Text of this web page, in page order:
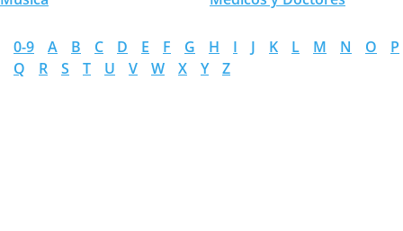
0-9 A B C D E F G H I J K L M N O
P
Q
R S T U V W X Y Z